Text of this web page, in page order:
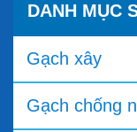
DANH MỤC
Gạch xây
Gạch chống